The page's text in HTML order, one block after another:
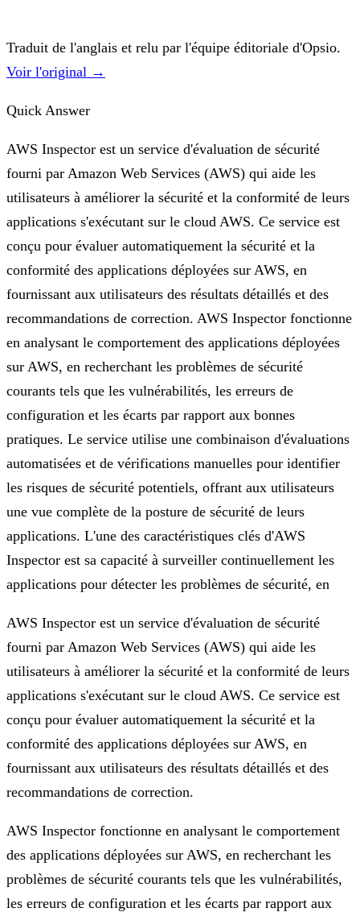
Traduit de l'anglais et relu par l'équipe éditoriale d'Opsio.
Voir l'original →
Quick Answer
AWS Inspector est un service d'évaluation de sécurité
fourni par Amazon Web Services (AWS) qui aide les
utilisateurs à améliorer la sécurité et la conformité de leurs
applications s'exécutant sur le cloud AWS. Ce service est
conçu pour évaluer automatiquement la sécurité et la
conformité des applications déployées sur AWS, en
fournissant aux utilisateurs des résultats détaillés et des
recommandations de correction. AWS Inspector fonctionne
en analysant le comportement des applications déployées
sur AWS, en recherchant les problèmes de sécurité
courants tels que les vulnérabilités, les erreurs de
configuration et les écarts par rapport aux bonnes
pratiques. Le service utilise une combinaison d'évaluations
automatisées et de vérifications manuelles pour identifier
les risques de sécurité potentiels, offrant aux utilisateurs
une vue complète de la posture de sécurité de leurs
applications. L'une des caractéristiques clés d'AWS
Inspector est sa capacité à surveiller continuellement les
applications pour détecter les problèmes de sécurité, en
AWS Inspector est un service d'évaluation de sécurité
fourni par Amazon Web Services (AWS) qui aide les
utilisateurs à améliorer la sécurité et la conformité de leurs
applications s'exécutant sur le cloud AWS. Ce service est
conçu pour évaluer automatiquement la sécurité et la
conformité des applications déployées sur AWS, en
fournissant aux utilisateurs des résultats détaillés et des
recommandations de correction.
AWS Inspector fonctionne en analysant le comportement
des applications déployées sur AWS, en recherchant les
problèmes de sécurité courants tels que les vulnérabilités,
les erreurs de configuration et les écarts par rapport aux